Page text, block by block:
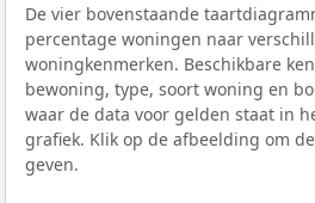
De vier bovenstaande
percentage woningen naar
woningkenmerken. Beschikbare
bewoning, type, soort woning en
waar de data voor gelden staat in
grafiek. Klik op de afbeelding om
geven.